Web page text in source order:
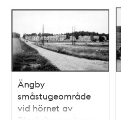
167träffar
Ängby
småstugeområde
vid hörnet av